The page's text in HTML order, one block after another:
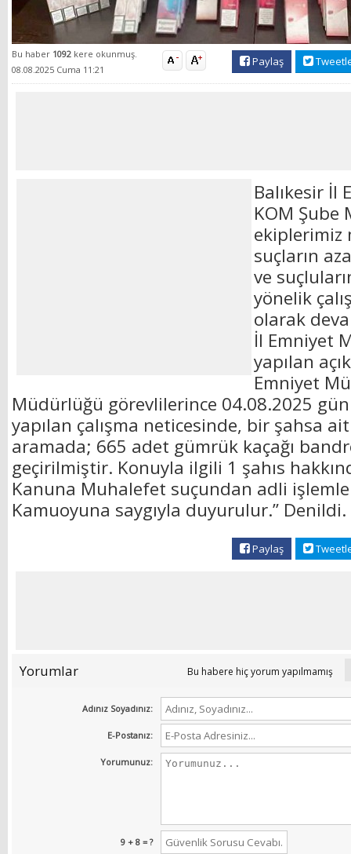
Bu haber 1092 kere okunmuş.
08.08.2025 Cuma 11:21
Paylaş
Balıkesir İl
KOM Şube
ekiplerimiz
suçların
ve
yönelik
olarak
İl Emniyet
yapılan
Emniyet
Müdürlüğü görevlilerince 04.08.2025
yapılan çalışma neticesinde, bir şahsa
aramada; 665 adet gümrük kaçağı
geçirilmiştir. Konuyla ilgili 1 şahıs
Kanuna Muhalefet suçundan adli
Kamuoyuna saygıyla duyurulur.”
Paylaş
Yorumlar Bu habere hiç yorum yapılmamış
Adınız Soyadınız:
E-Postanız:
Yorumunuz:
9 + 8 = ?